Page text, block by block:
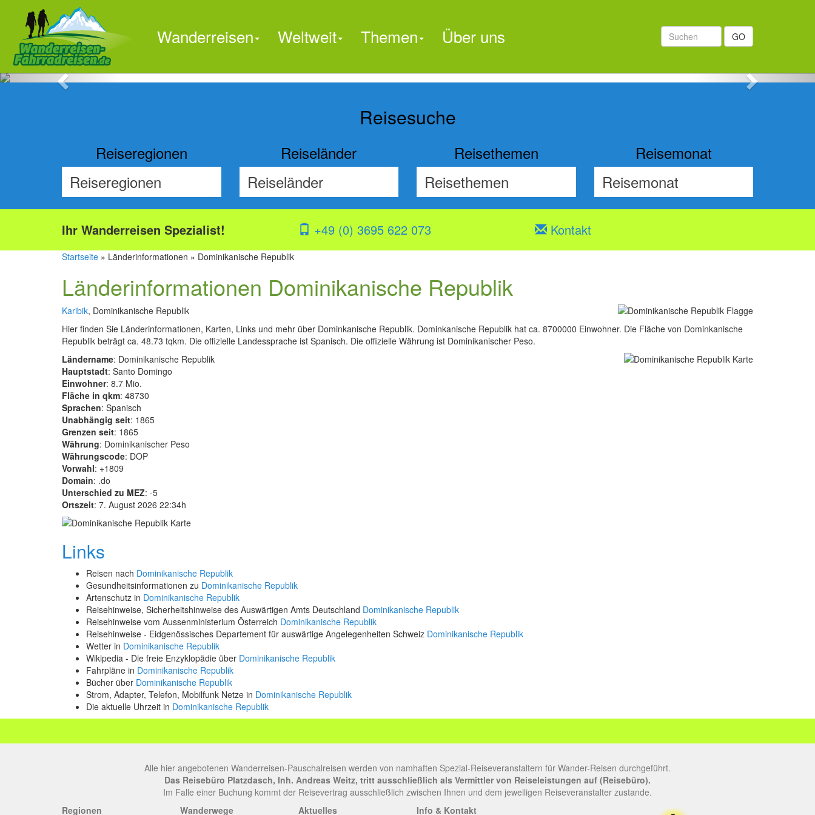

Previous Next
GO
Wanderreisen Weltweit Themen Über uns
Reisesuche
Reiseregionen Reiseländer Reisethemen Reisemonat
Ihr Wanderreisen Spezialist! +49 (0) 3695 622 073 Kontakt
Startseite » Länderinformationen » Dominikanische Republik
Länderinformationen Dominikanische Republik
Karibik, Dominikanische Republik
Hier finden Sie Länderinformationen, Karten, Links und mehr über Dominkanische Republik. Dominkanische Republik hat ca. 8700000 Einwohner. Die Fläche von Dominkanische
Republik beträgt ca. 48.73 tqkm. Die offizielle Landessprache ist Spanisch. Die offizielle Währung ist Dominikanischer Peso.
Ländername: Dominikanische Republik
Hauptstadt: Santo Domingo
Einwohner: 8.7 Mio.
Fläche in qkm: 48730
Sprachen: Spanisch
Unabhängig seit: 1865
Grenzen seit: 1865
Währung: Dominikanischer Peso
Währungscode: DOP
Vorwahl: +1809
Domain: .do
Unterschied zu MEZ: -5
Ortszeit: 7. August 2026 22:34h
Links
Reisen nach Dominikanische Republik
Gesundheitsinformationen zu Dominikanische Republik
Artenschutz in Dominikanische Republik
Reisehinweise, Sicherheitshinweise des Auswärtigen Amts Deutschland Dominikanische Republik
Reisehinweise vom Aussenministerium Österreich Dominikanische Republik
Reisehinweise - Eidgenössisches Departement für auswärtige Angelegenheiten Schweiz Dominikanische Republik
Wetter in Dominikanische Republik
Wikipedia - Die freie Enzyklopädie über Dominikanische Republik
Fahrpläne in Dominikanische Republik
Bücher über Dominikanische Republik
Strom, Adapter, Telefon, Mobilfunk Netze in Dominikanische Republik
Die aktuelle Uhrzeit in Dominikanische Republik
Alle hier angebotenen Wanderreisen-Pauschalreisen werden von namhaften Spezial-Reiseveranstaltern für Wander-Reisen durchgeführt.
Das Reisebüro Platzdasch, Inh. Andreas Weitz, tritt ausschließlich als Vermittler von Reiseleistungen auf (Reisebüro).
Im Falle einer Buchung kommt der Reisevertrag ausschließlich zwischen Ihnen und dem jeweiligen Reiseveranstalter zustande.
Regionen
Wanderwege Aktuelles Info & Kontakt